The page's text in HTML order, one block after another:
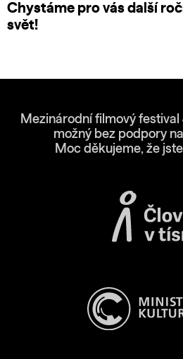
Chystáme pro vás další
svět!
Mezinárodní filmový festival
možný bez podpory
Moc děkujeme, že